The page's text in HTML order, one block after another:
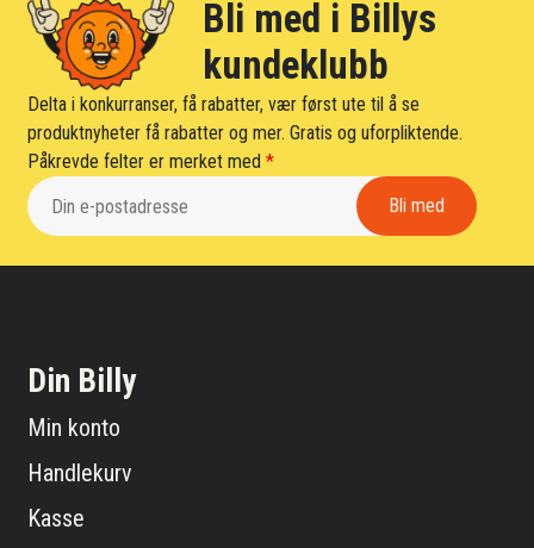
Bli med i Billys
kundeklubb
Delta i konkurranser, få rabatter, vær først ute til å se
produktnyheter få rabatter og mer. Gratis og uforpliktende.
Påkrevde felter er merket med*
Din Billy
Min konto
Handlekurv
Kasse